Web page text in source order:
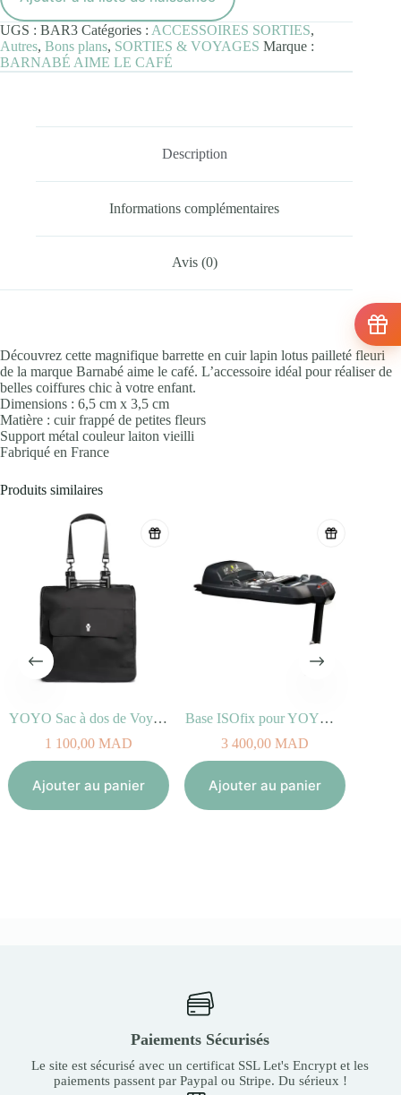
lotus
pailleté
UGS : BAR3 Catégories : ACCESSOIRES SORTIES,
Autres, Bons plans, SORTIES & VOYAGES Marque :
BARNABÉ AIME LE CAFÉ
Description
Informations complémentaires
Avis (0)
Découvrez cette magnifique barrette en cuir lapin lotus pailleté fleuri
de la marque Barnabé aime le café. L’accessoire idéal pour réaliser de
belles coiffures chic à votre enfant.
Dimensions : 6,5 cm x 3,5 cm
Matière : cuir frappé de petites fleurs
Support métal couleur laiton vieilli
Fabriqué en France
Produits similaires
YOYO Sac à dos de Voyage
1 100,00MAD
Ajouter au panier
Base ISOfix pour YOYO car seat by BeSafe®
3 400,00MAD
Ajouter au panier
Paiements Sécurisés
Le site est sécurisé avec un certificat SSL Let's Encrypt et les
paiements passent par Paypal ou Stripe. Du sérieux !